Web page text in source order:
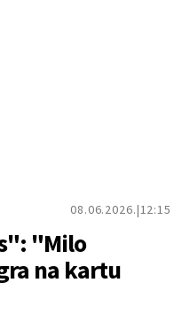
08.06.2026. 12:15
"Milo
na kartu